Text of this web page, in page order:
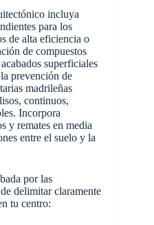
incluya
para los
de alta eficiencia o
de compuestos
superficiales
prevención de
madrileñas
continuos,
Incorpora
y remates en media
entre el suelo y la
por las
delimitar claramente
tu centro: